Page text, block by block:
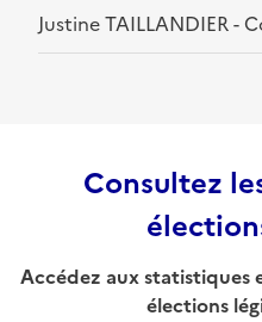
Justine TAILLANDIER -
Consultez
Accédez aux statistiques
élections